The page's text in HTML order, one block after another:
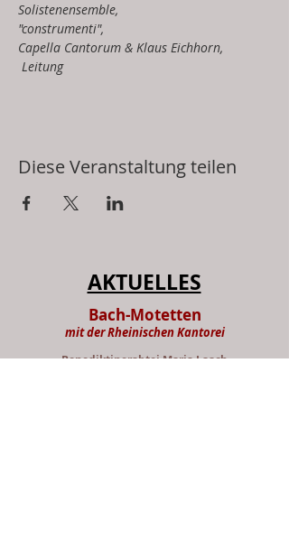
Solistenensemble,
"construmenti",
Capella Cantorum & Klaus Eichhorn,
Leitung
Diese Veranstaltung teilen
AKTUELLES
Bach-Motetten
mit der Rheinischen Kantorei
Benediktinerabtei Maria Laach